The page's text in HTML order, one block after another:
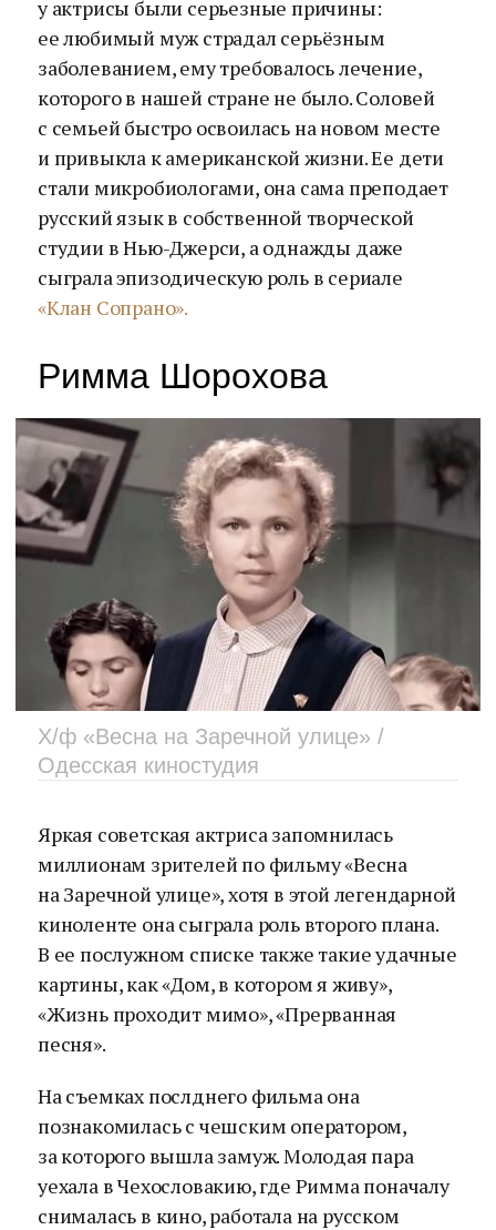
у актрисы были серьезные причины:
ее любимый муж страдал серьёзным
заболеванием, ему требовалось лечение,
которого в нашей стране не было. Соловей
с семьей быстро освоилась на новом месте
и привыкла к американской жизни. Ее дети
стали микробиологами, она сама преподает
русский язык в собственной творческой
студии в Нью-Джерси, а однажды даже
сыграла эпизодическую роль в сериале
«Клан Сопрано».
Римма Шорохова
Х/ф «Весна на Заречной улице» /
Одесская киностудия
Яркая советская актриса запомнилась
миллионам зрителей по фильму «Весна
на Заречной улице», хотя в этой легендарной
киноленте она сыграла роль второго плана.
В ее послужном списке также такие удачные
картины, как «Дом, в котором я живу»,
«Жизнь проходит мимо», «Прерванная
песня».
На съемках послднего фильма она
познакомилась с чешским оператором,
за которого вышла замуж. Молодая пара
уехала в Чехословакию, где Римма поначалу
снималась в кино, работала на русском